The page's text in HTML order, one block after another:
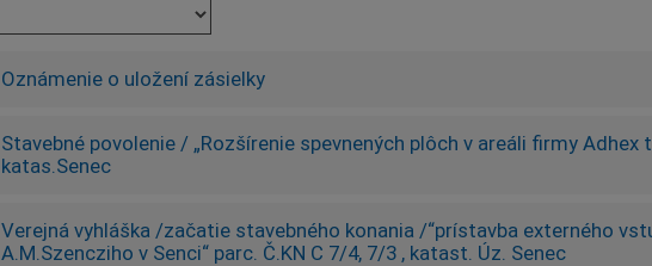
Oznámenie o uložení zásielky
Stavebné povolenie / „Rozšírenie spevnených plôch v areáli firmy Adhex
katas.Senec
Verejná vyhláška /začatie stavebného konania /“prístavba externého
A.M.Szencziho v Senci“ parc. Č.KN C 7/4, 7/3 , katast. Úz. Senec